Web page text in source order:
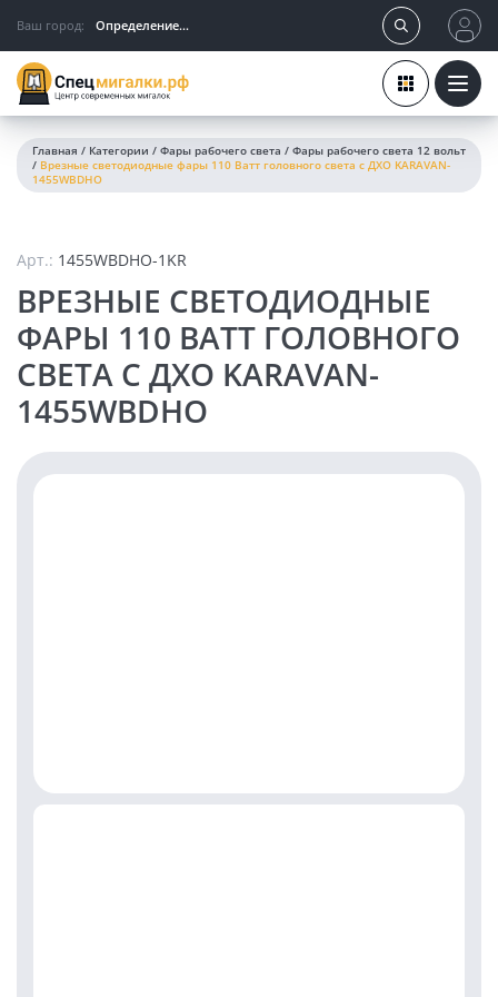
Ваш город: Определение...
Главная / Категории / Фары рабочего света / Фары рабочего света 12 вольт
/ Врезные светодиодные фары 110 Ватт головного света c ДХО KARAVAN-
1455WBDHO
Арт.: 1455WBDHO-1KR
ВРЕЗНЫЕ СВЕТОДИОДНЫЕ
ФАРЫ 110 ВАТТ ГОЛОВНОГО
СВЕТА C ДХО KARAVAN-
1455WBDHO